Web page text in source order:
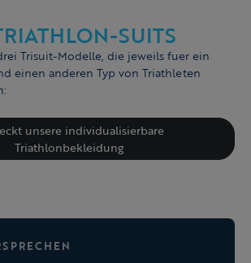
SUITS
Trisuit-Modelle, die jeweils fuer ein
einen anderen Typ von Triathleten
unsere individualisierbare
Triathlonbekleidung